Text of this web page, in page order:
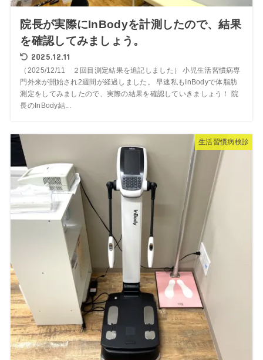
院長が実際にInBodyを計測したので、結果
を確認してみましょう。
2025.12.11
（2025/12/11 ２回目測定結果を追記しました） 小児生活習慣病専
門外来が開始され2週間が経過しました。 早速私もInBodyで体脂肪
測定をしてみましたので、実際の結果を確認していきましょう！ 院
長のInBody結...
生活習慣病検診